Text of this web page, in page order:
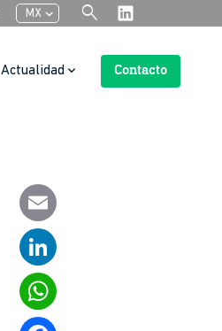
MXchevron_left search
Actualidad Contacto
Email
LinkedIn
WhatsApp